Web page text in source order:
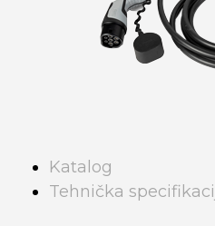
Katalog
Tehnička